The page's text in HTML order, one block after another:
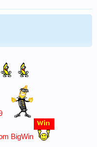
BigWin